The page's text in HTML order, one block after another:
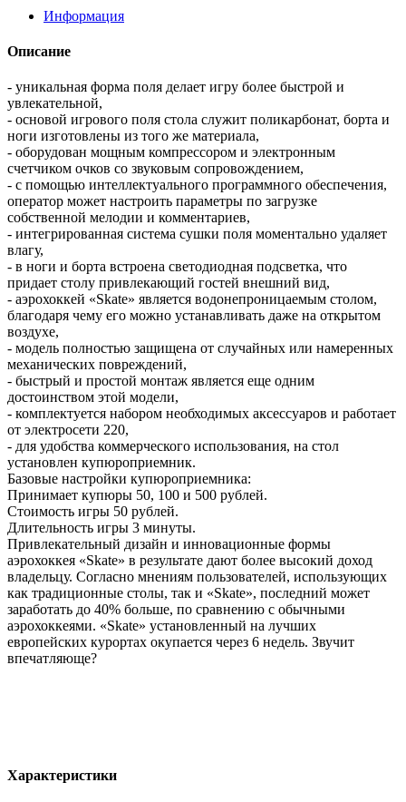
Информация
Описание
- уникальная форма поля делает игру более быстрой и
увлекательной,
- основой игрового поля стола служит поликарбонат, борта и
ноги изготовлены из того же материала,
- оборудован мощным компрессором и электронным
счетчиком очков со звуковым сопровождением,
- с помощью интеллектуального программного обеспечения,
оператор может настроить параметры по загрузке
собственной мелодии и комментариев,
- интегрированная система сушки поля моментально удаляет
влагу,
- в ноги и борта встроена светодиодная подсветка, что
придает столу привлекающий гостей внешний вид,
- аэрохоккей «Skate» является водонепроницаемым столом,
благодаря чему его можно устанавливать даже на открытом
воздухе,
- модель полностью защищена от случайных или намеренных
механических повреждений,
- быстрый и простой монтаж является еще одним
достоинством этой модели,
- комплектуется набором необходимых аксессуаров и работает
от электросети 220,
- для удобства коммерческого использования, на стол
установлен купюроприемник.
Базовые настройки купюроприемника:
Принимает купюры 50, 100 и 500 рублей.
Стоимость игры 50 рублей.
Длительность игры 3 минуты.
Привлекательный дизайн и инновационные формы
аэрохоккея «Skate» в результате дают более высокий доход
владельцу. Согласно мнениям пользователей, использующих
как традиционные столы, так и «Skate», последний может
заработать до 40% больше, по сравнению с обычными
аэрохоккеями. «Skate» установленный на лучших
европейских курортах окупается через 6 недель. Звучит
впечатляюще?
Характеристики